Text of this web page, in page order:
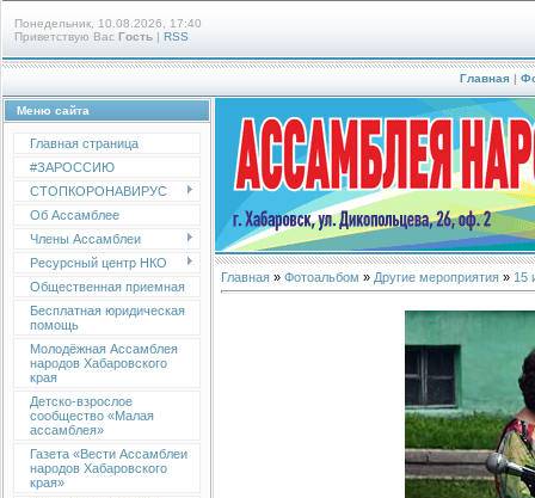
Понедельник, 10.08.2026, 17:40
Приветствую Вас Гость | RSS
Главная |
Меню сайта
Главная страница
#ЗАРОССИЮ
СТОПКОРОНАВИРУС
Об Ассамблее
Члены Ассамблеи
Ресурсный центр НКО
Общественная приемная
Бесплатная юридическая
помощь
Молодёжная Ассамблея
народов Хабаровского
края
Детско-взрослое
сообщество «Малая
ассамблея»
Газета «Вести Ассамблеи
народов Хабаровского
края»
Главная » Фотоальбом » Другие мероприятия » 15